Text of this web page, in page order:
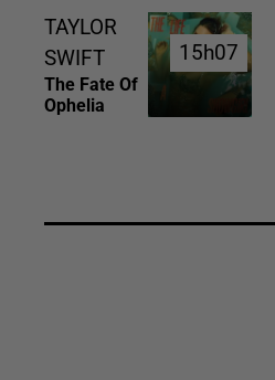
TAYLOR
SWIFT
The Fate Of
Ophelia
15h07
15h07